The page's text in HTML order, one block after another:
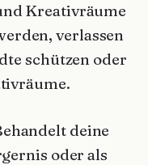
Kreativräume
verlassen
schützen oder
deine
oder als